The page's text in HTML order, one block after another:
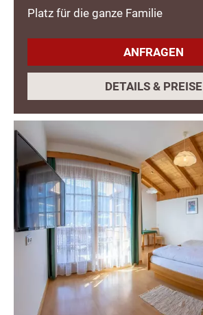
Platz für die ganze Familie
ANFRAGEN
DETAILS & PREISE